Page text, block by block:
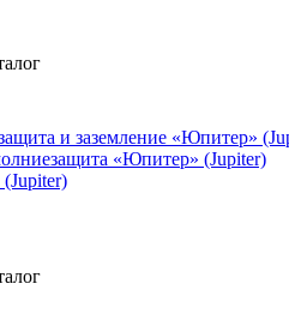
и заземление «Юпитер»
«Юпитер» (Jupiter)